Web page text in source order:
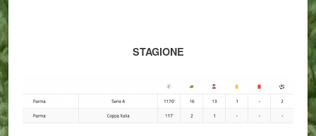
STAGIONE